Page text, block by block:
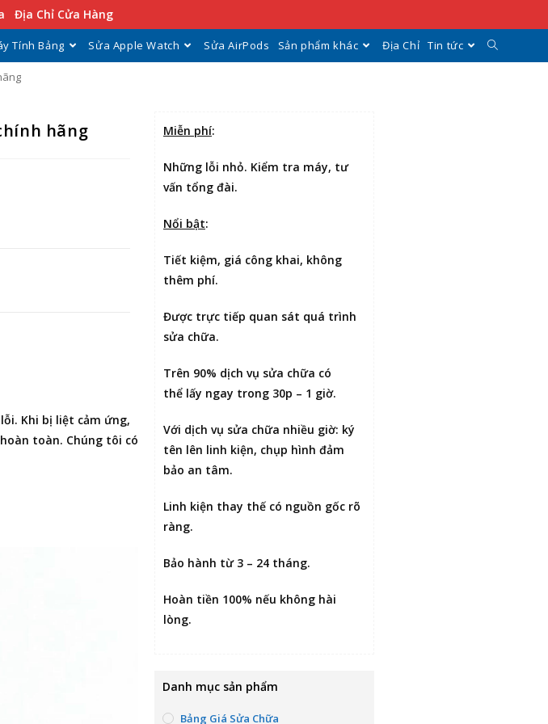
Địa Chỉ Cửa Hàng
Tính Bảng Sửa Apple Watch Sửa AirPods Sản phẩm khác Địa Chỉ Tin tức
hãng
Khi bị liệt cảm ứng,
toàn. Chúng tôi có
Miễn phí:
Những lỗi nhỏ. Kiểm tra máy, tư
vấn tổng đài.
Nổi bật:
Tiết kiệm, giá công khai, không
thêm phí.
Được trực tiếp quan sát quá trình
sửa chữa.
Trên 90% dịch vụ sửa chữa có
thể lấy ngay trong 30p – 1 giờ.
Với dịch vụ sửa chữa nhiều giờ: ký
tên lên linh kiện, chụp hình đảm
bảo an tâm.
Linh kiện thay thế có nguồn gốc rõ
ràng.
Bảo hành từ 3 – 24 tháng.
Hoàn tiền 100% nếu không hài
lòng.
Danh mục sản phẩm
Bảng Giá Sửa Chữa